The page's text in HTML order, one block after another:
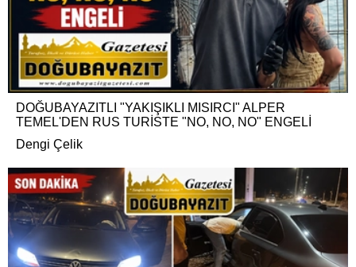
DOĞUBAYAZITLI "YAKIŞIKLI MISIRCI" ALPER
TEMEL'DEN RUS TURİSTE "NO, NO, NO" ENGELİ
Dengi Çelik